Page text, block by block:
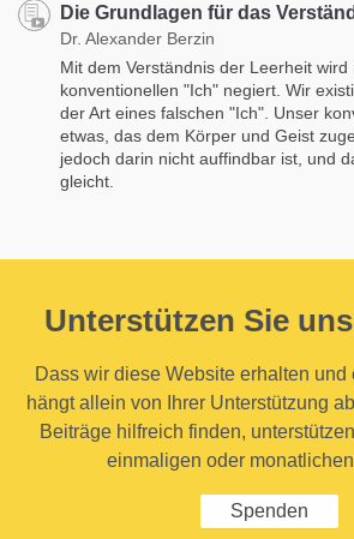
Die Grundlagen für das
Dr. Alexander Berzin
Mit dem Verständnis der Leerheit
konventionellen "Ich" negiert. Wir
der Art eines falschen "Ich". Unser
etwas, das dem Körper und Geist
jedoch darin nicht auffindbar ist, und
gleicht.
Unterstützen Sie
Dass wir diese Website erhalten und
hängt allein von Ihrer Unterstützung
Beiträge hilfreich finden,
einmaligen oder
Spenden